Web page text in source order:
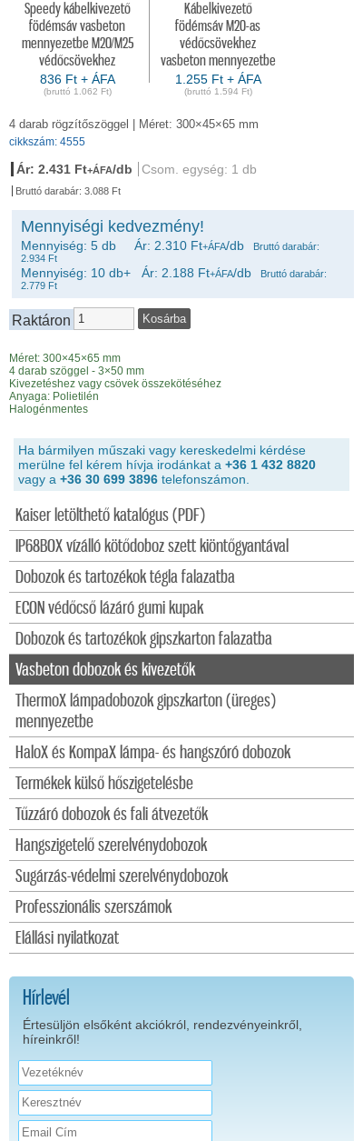
Kaiser letölthető katalógus (PDF)
IP68BOX vízálló kötődoboz szett kiöntőgyantával
Dobozok és tartozékok tégla falazatba
ECON védőcső lázáró gumi kupak
Dobozok és tartozékok gipszkarton falazatba
Vasbeton dobozok és kivezetők
ThermoX lámpadobozok gipszkarton (üreges)
mennyezetbe
HaloX és KompaX lámpa- és hangszóró dobozok
Termékek külső hőszigetelésbe
Tűzzáró dobozok és fali átvezetők
Hangszigetelő szerelvénydobozok
Sugárzás-védelmi szerelvénydobozok
Professzionális szerszámok
Elállási nyilatkozat
Hírlevél
Értesüljön elsőként akciókról, rendezvényeinkről,
híreinkről!
Speedy kábelkivezető
födémsáv vasbeton
mennyezetbe M20/M25
védőcsövekhez
836 Ft + ÁFA
(bruttó 1.062 Ft)
Kábelkivezető
födémsáv M20-as
védőcsövekhez
vasbeton mennyezetbe
1.255 Ft + ÁFA
(bruttó 1.594 Ft)
4 darab rögzítőszöggel | Méret: 300×45×65 mm
cikkszám: 4555
Ár: 2.431 Ft+ÁFA/db Csom. egység: 1 db
Bruttó darabár: 3.088 Ft
Mennyiségi kedvezmény!
Mennyiség: 5 db Ár: 2.310 Ft+ÁFA/db
Bruttó darabár:
2.934 Ft
Mennyiség: 10 db+ Ár: 2.188 Ft+ÁFA/db
Bruttó darabár:
2.779 Ft
Raktáron
Méret: 300×45×65 mm
4 darab szöggel - 3×50 mm
Kivezetéshez vagy csövek összekötéséhez
Anyaga: Polietilén
Halogénmentes
Ha bármilyen műszaki vagy kereskedelmi kérdése
merülne fel kérem hívja irodánkat a +36 1 432 8820
vagy a +36 30 699 3896 telefonszámon.